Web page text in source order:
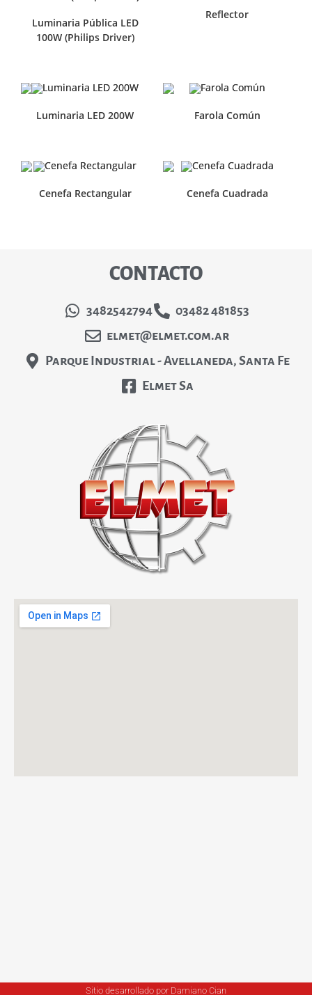
Luminaria Pública LED
100W (Philips Driver)
Reflector
Luminaria LED 200W Farola Común
Cenefa Rectangular Cenefa Cuadrada
CONTACTO
3482542794
03482 481853
elmet@elmet.com.ar
Parque Industrial - Avellaneda, Santa Fe
Elmet Sa
Sitio desarrollado por Damiano Cian